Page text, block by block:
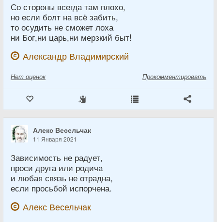
Со стороны всегда там плохо,
но если болт на всё забить,
то осудить не сможет лоха
ни Бог,ни царь,ни мерзкий быт!
Александр Владимирский
Нет оценок Прокомментировать
Алекс Весельчак
11 Января 2021
Зависимость не радует,
проси друга или родича
и любая связь не отрадна,
если просьбой испорчена.
Алекс Весельчак